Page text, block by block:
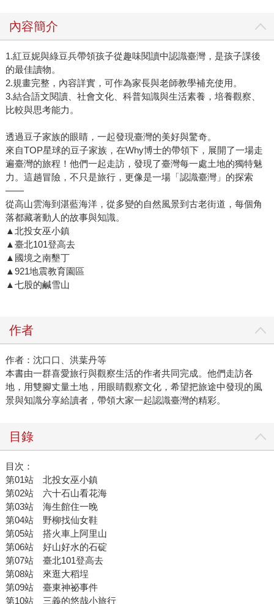
內容簡介
1.紅豆妮與綠豆兵帶領孩子從趣味閱讀中認識臺灣，是孩子課後
的最佳讀物。
2.規畫完整，內容詳實，可作為家長與老師教學補充使用。
3.結合語文閱讀、社會文化、科普知識與生活素養，培養觀察、
比較與思考能力。
透過豆子家族的眼睛，一起發現臺灣的美好與驚奇。
來自TOP星球的豆子家族，在Why博士的帶領下，展開了一場走
遍臺灣的旅程！他們一起走訪，發現了臺灣每一處土地的獨特魅
力。這趟冒險，不只是旅行，更像是一場「認識臺灣」的探索
——
從高山雲海到湛藍海洋，從多變的自然風景到古老街道，每個角
落都藏著動人的故事與知識。
▲北投女巫小鎮
▲臺北101登高去
▲國境之南墾丁
▲921地震教育園區
▲七股的鹹雪山
作者
作者：沈口口、洪葉丹等
本書由一群喜愛旅行與觀察生活的作者共同完成。他們走訪各
地，用雙腳丈量土地，用眼睛觀察文化，希望把旅途中發現的風
景與知識分享給讀者，帶領大家一起認識臺灣的精彩。
目錄
目次：
第01站 北投女巫小鎮
第02站 六十石山看花海
第03站 海生館住一晚
第04站 野柳找仙女鞋
第05站 搭火車上阿里山
第06站 好山好水的石碇
第07站 臺北101登高去
第08站 來逛大稻埕
第09站 臺東神祕事件
第10站 三義的悠哉小旅行